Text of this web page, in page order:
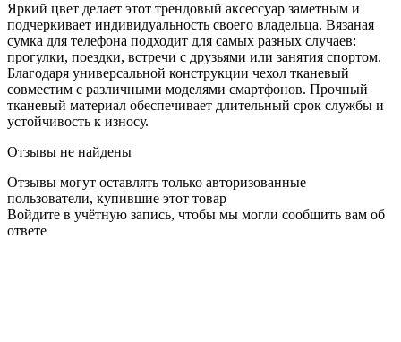
Яркий цвет делает этот трендовый аксессуар заметным и
подчеркивает индивидуальность своего владельца. Вязаная
сумка для телефона подходит для самых разных случаев:
прогулки, поездки, встречи с друзьями или занятия спортом.
Благодаря универсальной конструкции чехол тканевый
совместим с различными моделями смартфонов. Прочный
тканевый материал обеспечивает длительный срок службы и
устойчивость к износу.
Отзывы не найдены
Отзывы могут оставлять только авторизованные
пользователи, купившие этот товар
Войдите в учётную запись, чтобы мы могли сообщить вам об
ответе